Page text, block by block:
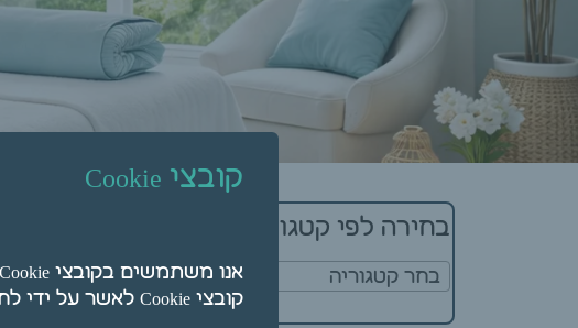
בחירה לפי קטגוריה
בחר קטגוריה
קובצי Cookie
קובצי Cookie לאשר על ידי לחיצה על "הגדרות".